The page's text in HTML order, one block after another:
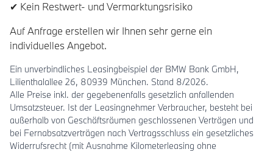
✔ Kein Restwert- und Vermarktungsrisiko
Auf Anfrage erstellen wir Ihnen sehr gerne ein
individuelles Angebot.
Ein unverbindliches Leasingbeispiel der BMW Bank GmbH,
Lilienthalallee 26, 80939 München. Stand 8/2026.
Alle Preise inkl. der gegebenenfalls gesetzlich anfallenden
Umsatzsteuer. Ist der Leasingnehmer Verbraucher, besteht bei
außerhalb von Geschäftsräumen geschlossenen Verträgen und
bei Fernabsatzverträgen nach Vertragsschluss ein gesetzliches
Widerrufsrecht (mit Ausnahme Kilometerleasing ohne